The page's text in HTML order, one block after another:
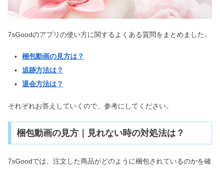
7sGoodのアプリの使い方に関するよくある質問をまとめました。
梱包動画の見方は？
追跡方法は？
退会方法は？
それぞれお答えしていくので、参考にしてください。
梱包動画の見方｜見れない時の対処法は？
7sGoodでは、注文した商品がどのように梱包されているのかを確